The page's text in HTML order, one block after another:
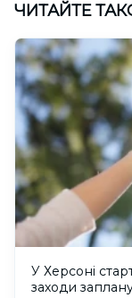
ЧИТАЙТЕ
У Херсоні
заходи